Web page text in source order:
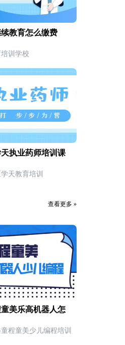
教育怎么缴费
训学校
执业药师培训课
天教育培训
查看更多 »
美乐高机器人怎
程童美少儿编程培训